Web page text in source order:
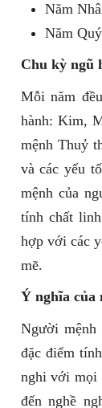
Năm
Năm
Chu kỳ ngũ
Mỗi năm
hành: Kim,
mệnh Thuỷ
và các yếu
mệnh của
tính chất
hợp với các
mẽ.
Ý nghĩa của
Người mệnh
đặc điểm
nghi với mọi
đến nghề